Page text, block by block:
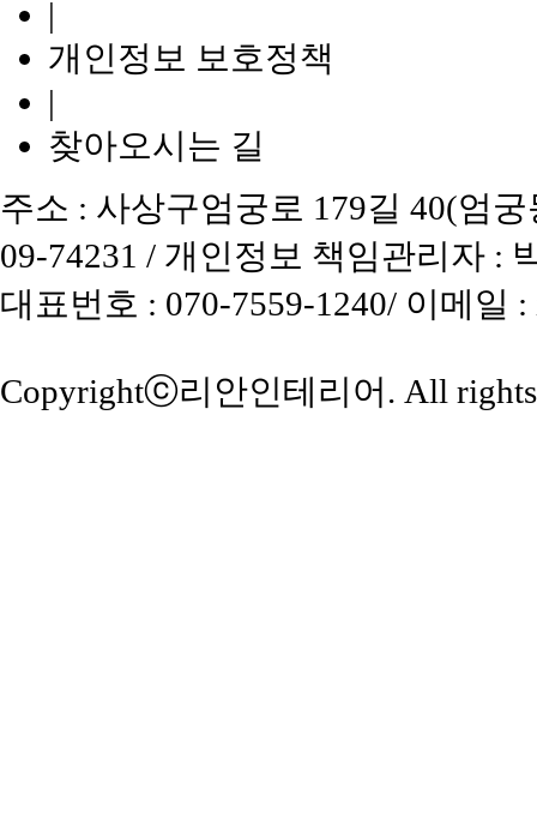
|
개인정보 보호정책
|
찾아오시는 길
주소 : 사상구엄궁로 179길 40(엄
09-74231 / 개인정보 책임관리자 :
대표번호 : 070-7559-1240/ 이메일
Copyrightⓒ리안인테리어 . All